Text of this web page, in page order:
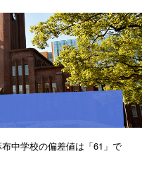
中学校の偏差値は「61」で